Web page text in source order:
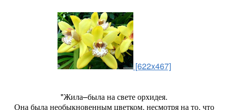
[622x467]
"Жила–была на свете орхидея.
Она была необыкновенным цветком, несмотря на то, что